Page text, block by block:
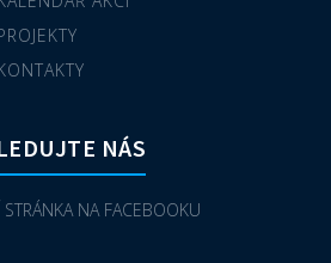
NÁS
STRÁNKA NA FACEBOOKU